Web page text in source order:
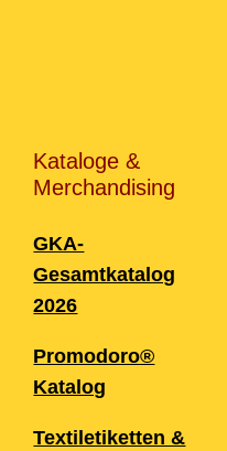
Kataloge &
Merchandising
GKA-
Gesamtkatalog
2026
Promodoro®
Katalog
Textiletiketten &